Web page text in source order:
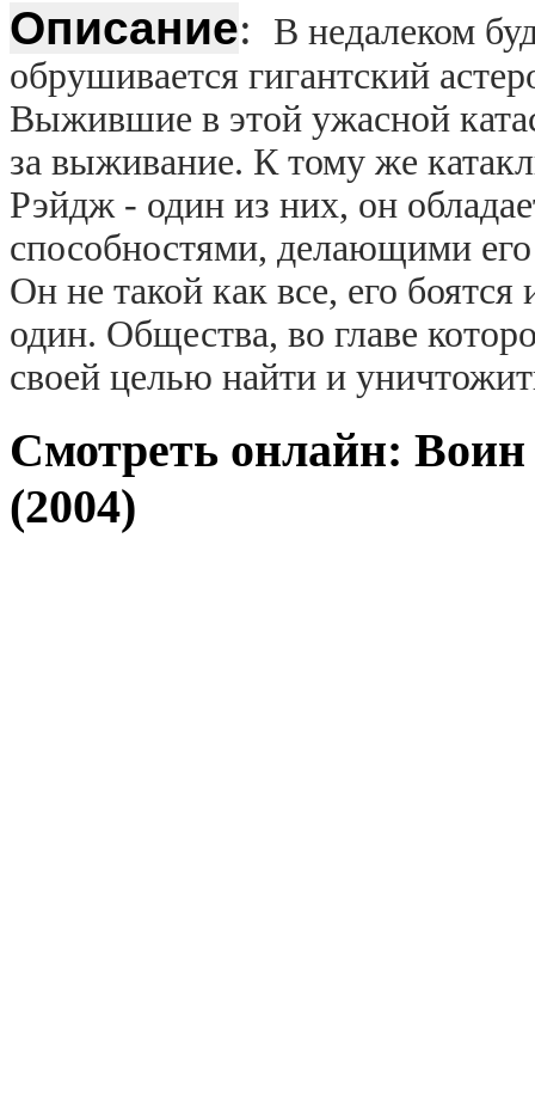
Описание:
В недалеком
обрушивается гигантский
Выжившие в этой ужасной
за выживание. К тому же
Рэйдж - один из них, он
способностями, делающими
Он не такой как все, его
один. Общества, во главе
своей целью найти и
Смотреть онлайн:
(2004)